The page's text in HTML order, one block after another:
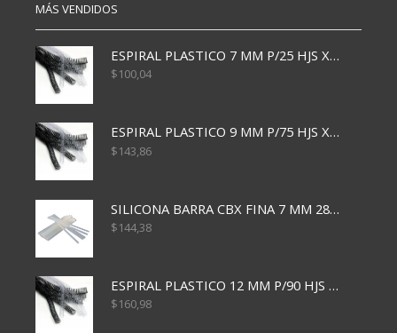
MÁS VENDIDOS
ESPIRAL PLASTICO 7 MM P/25 HJS X50x3000
$100,04
ESPIRAL PLASTICO 9 MM P/75 HJS X50X2400
$143,86
SILICONA BARRA CBX FINA 7 MM 28 CM
$144,38
ESPIRAL PLASTICO 12 MM P/90 HJS X50X1500
$160,98